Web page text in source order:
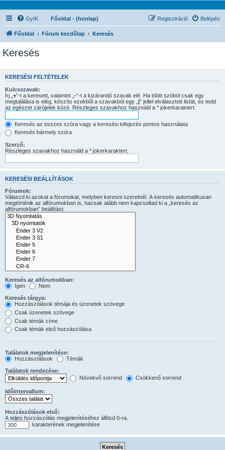
GyIK Főoldal - (honlap) Belépés
Regisztráció
Főoldal Fórum kezdőlap Keresés
Keresés
KERESÉSI FELTÉTELEK
Kulcsszavak:
Írj „ +”-t a keresett, valamint „ -”-t a kizárandó szavak elé. Ha több szóból csak egy
megtalálása is elég, készíts ezekből a szavakból egy „ |” jellel elválasztott listát, és tedd
az egészet zárójelek közé. Részleges szavakhoz használd a * jokerkaraktert.
Keresés az összes szóra vagy a keresési kifejezés pontos használata
Keresés bármely szóra
Szerző:
Részleges szavakhoz használd a * jokerkaraktert.
KERESÉSI BEÁLLÍTÁSOK
Fórumok:
Válaszd ki azokat a fórumokat, melyben keresni szeretnél. A keresés automatikusan
megtörténik az alfórumokban is, hacsak alább nem kapcsoltad ki a „keresés az
alfórumokban” beállítást.
Keresés az alfórumokban:
Igen
Nem
Keresés tárgya:
Hozzászólások témája és üzenetek szövege
Csak üzenetek szövege
Csak témák címe
Csak témák első hozzászólása
Találatok megjelenítése:
Hozzászólások
Témák
Találatok rendezése:
Növekvő sorrend
Csökkenő sorrend
Időintervallum:
Hozzászólások első:
A teljes hozzászólás megjelenítéséhez állítsd 0-ra.
karakterének megjelenítése